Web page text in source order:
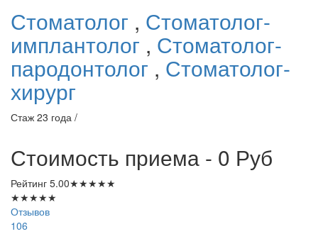
Стоматолог , Стоматолог-
имплантолог , Стоматолог-
пародонтолог , Стоматолог-
хирург
Стаж 23 года /
Стоимость приема - 0 Руб
Рейтинг 5.00★★★★★
★★★★★
Отзывов
106